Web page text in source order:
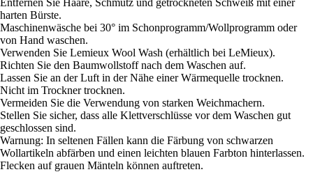
harten Bürste.
Maschinenwäsche bei 30° im Schonprogramm/Wollprogramm oder
von Hand waschen.
Verwenden Sie Lemieux Wool Wash (erhältlich bei LeMieux).
Richten Sie den Baumwollstoff nach dem Waschen auf.
Lassen Sie an der Luft in der Nähe einer Wärmequelle trocknen.
Nicht im Trockner trocknen.
Vermeiden Sie die Verwendung von starken Weichmachern.
Stellen Sie sicher, dass alle Klettverschlüsse vor dem Waschen gut
geschlossen sind.
Warnung: In seltenen Fällen kann die Färbung von schwarzen
Wollartikeln abfärben und einen leichten blauen Farbton hinterlassen.
Flecken auf grauen Mänteln können auftreten.